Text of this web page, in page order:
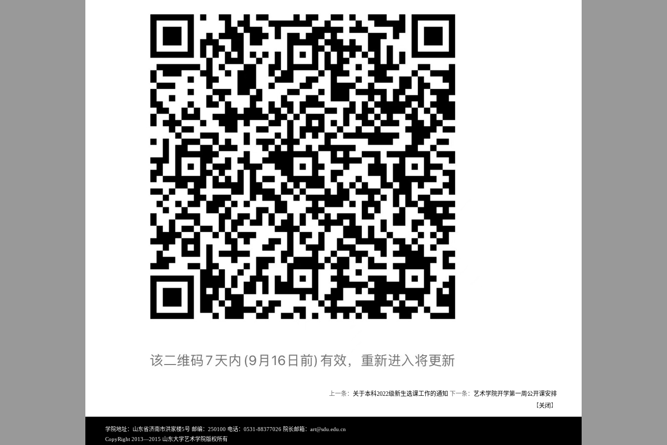
上一条： 关于本科2022级新生选课工作的通知 下一条： 艺术学院开学第一周公开课安排
【关闭 】
学院地址：山东省济南市洪家楼5号 邮编：250100 电话：0531-88377026 院长邮箱：art@sdu.edu.cn
CopyRight 2013—2015 山东大学艺术学院版权所有